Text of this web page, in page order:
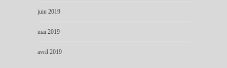
juin 2019
mai 2019
avril 2019